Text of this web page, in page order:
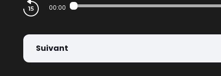
00:00
Suivant